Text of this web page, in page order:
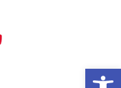
פתח סרגל נגישות